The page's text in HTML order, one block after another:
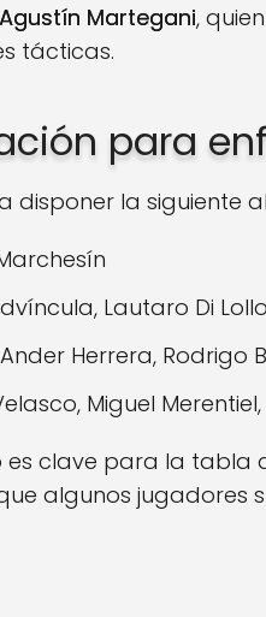
Agustín Martegani,
tácticas.
para
disponer la siguiente
Lautaro Di
Ander Herrera, Rodrigo
Miguel
es clave para la tabla
algunos jugadores